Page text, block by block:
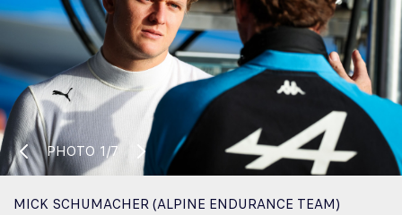
PHOTO 1/7
MICK SCHUMACHER (ALPINE ENDURANCE TEAM)